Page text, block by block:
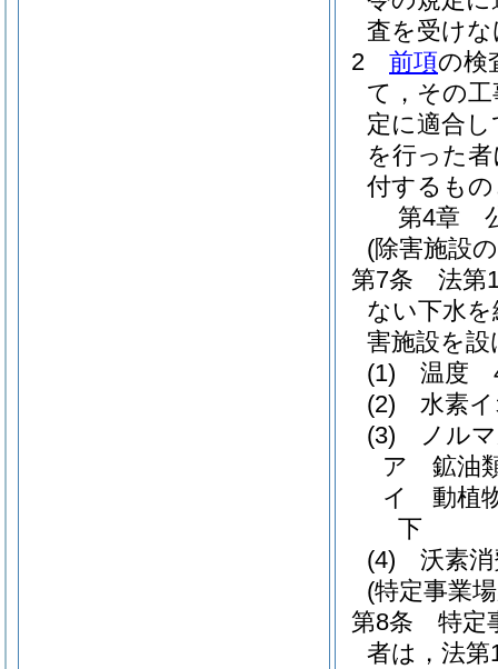
査を受け
2
前項の検
て，その
定に適合
を行った
付するも
第4章
(除害施設
第7条
法第
ない下水
害施設を
(1)
温度
(2)
水素
(3)
ノル
ア
鉱油
イ
動植
下
(4)
沃素
(特定事業
第8条
特定
者は，法